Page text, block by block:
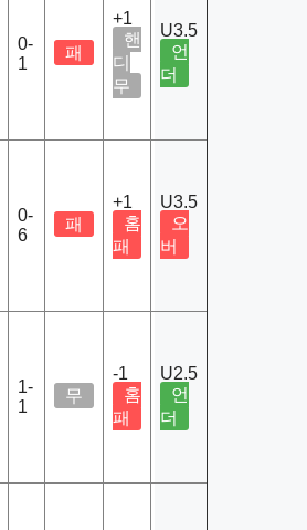
0-
1
패
+1
핸
디
무
U3.5
언
더
0-
6
패
+1
홈
패
U3.5
오
버
1-
1
무
-1
홈
패
U2.5
언
더